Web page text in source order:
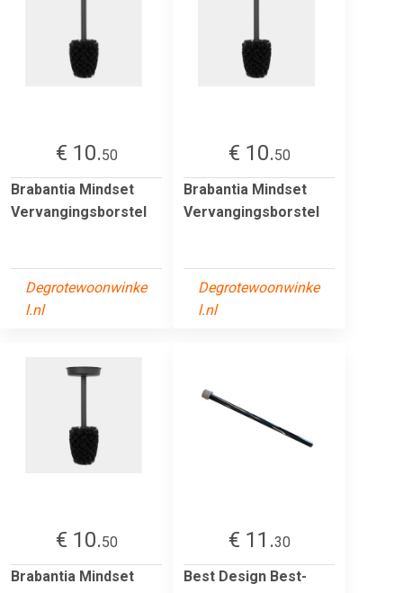
€ 10.50
Brabantia Mindset
Vervangingsborstel
Degrotewoonwinke
l.nl
€ 10.50
Brabantia Mindset
Vervangingsborstel
Degrotewoonwinke
l.nl
€ 10.50
Brabantia Mindset
€ 11.30
Best Design Best-